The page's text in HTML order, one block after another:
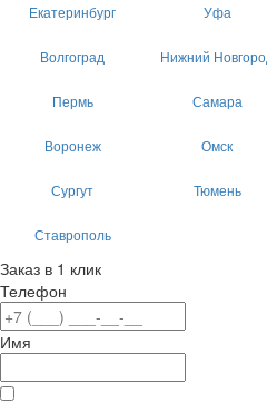
Екатеринбург Уфа
Волгоград Нижний
Пермь Самара
Воронеж Омск
Сургут Тюмень
Ставрополь
Заказ в 1 клик
Телефон
Имя